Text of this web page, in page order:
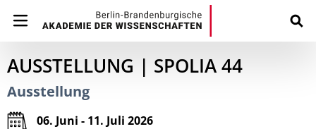
AUSSTELLUNG | SPOLIA 44
Ausstellung
06. Juni - 11. Juli 2026